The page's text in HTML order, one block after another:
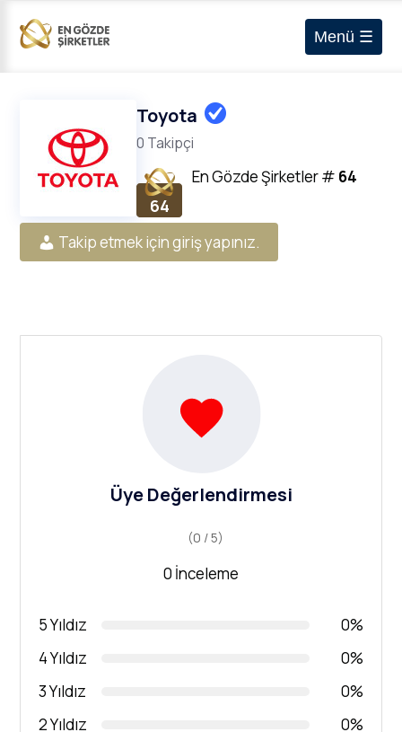
Menü ☰
Toyota
0 Takipçi
64
En Gözde Şirketler# 64
Takip etmek için giriş yapınız.
Üye Değerlendirmesi
(0 / 5)
0 İnceleme
5 Yıldız
0%
4 Yıldız
0%
3 Yıldız
0%
2 Yıldız
0%